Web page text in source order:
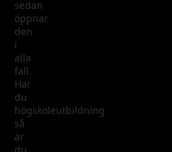
sedan
öppnar
den
i
alla
fall.
Har
du
högskoleutbildning
så
är
du